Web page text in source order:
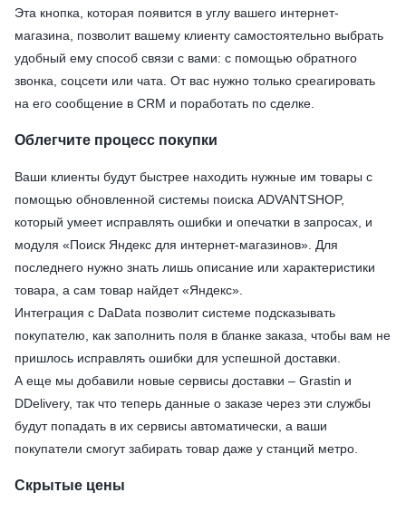
Эта кнопка, которая появится в углу вашего интернет-
магазина, позволит вашему клиенту самостоятельно выбрать
удобный ему способ связи с вами: с помощью обратного
звонка, соцсети или чата. От вас нужно только среагировать
на его сообщение в CRM и поработать по сделке.
Облегчите процесс покупки
Ваши клиенты будут быстрее находить нужные им товары с
помощью обновленной системы поиска ADVANTSHOP,
который умеет исправлять ошибки и опечатки в запросах, и
модуля «Поиск Яндекс для интернет-магазинов». Для
последнего нужно знать лишь описание или характеристики
товара, а сам товар найдет «Яндекс».
Интеграция с DaData позволит системе подсказывать
покупателю, как заполнить поля в бланке заказа, чтобы вам не
пришлось исправлять ошибки для успешной доставки.
А еще мы добавили новые сервисы доставки – Grastin и
DDelivery, так что теперь данные о заказе через эти службы
будут попадать в их сервисы автоматически, а ваши
покупатели смогут забирать товар даже у станций метро.
Скрытые цены